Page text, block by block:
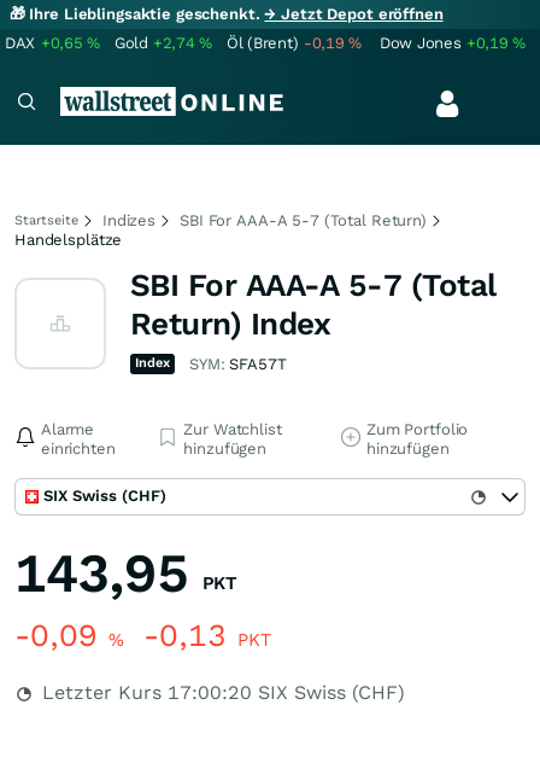
🎁 Ihre Lieblingsaktie geschenkt.→ Jetzt Depot eröffnen
DAX +0,65% Gold +2,74% Öl (Brent) -0,19% Dow Jones +0,19%
Startseite Indizes
SBI For AAA-A 5-7 (Total Return)
Handelsplätze
SBI For AAA-A 5-7 (Total
Return) Index
Index SYM:SFA57T
Alarme
einrichten
Zur Watchlist
hinzufügen
Zum Portfolio
hinzufügen
SIX Swiss (CHF)
143,95 PKT
-0,09 % -0,13 PKT
Letzter Kurs 17:00:20 SIX Swiss (CHF)